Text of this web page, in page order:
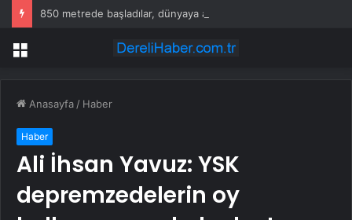
Menü
Anasayfa / Haber
Haber
Ali İhsan Yavuz: YSK
depremzedelerin oy